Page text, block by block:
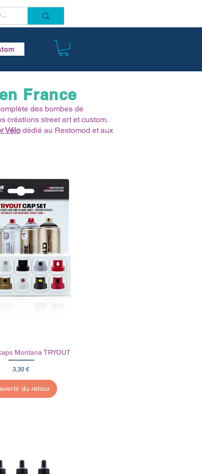
France
des bombes de
créations street art et custom.
Vélo dédié au Restomod et aux
Montana TRYOUT
Prix
3,30 €
du retour